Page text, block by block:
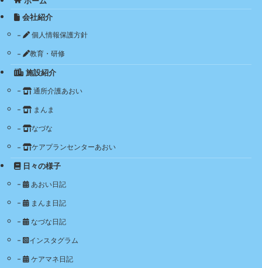
会社紹介
個人情報保護方針
教育・研修
施設紹介
通所介護あおい
まんま
なづな
ケアプランセンターあおい
日々の様子
あおい日記
まんま日記
なづな日記
インスタグラム
ケアマネ日記